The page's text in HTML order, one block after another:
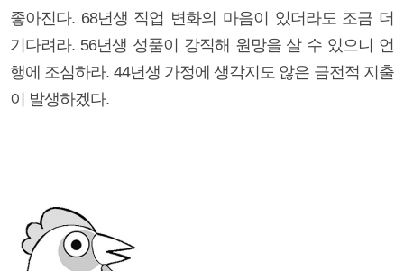
좋아진다. 68년생 직업 변화의 마음이 있더라도 조금 더
기다려라. 56년생 성품이 강직해 원망을 살 수 있으니 언
행에 조심하라. 44년생 가정에 생각지도 않은 금전적 지출
이 발생하겠다.